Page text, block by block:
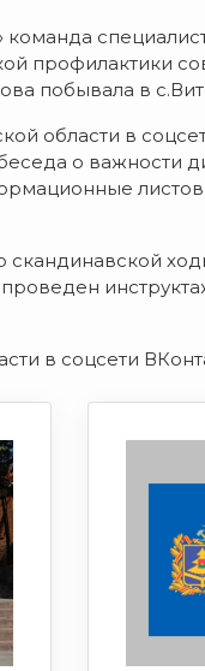
профилактики
побывала в
области в
о важности
в соцсети